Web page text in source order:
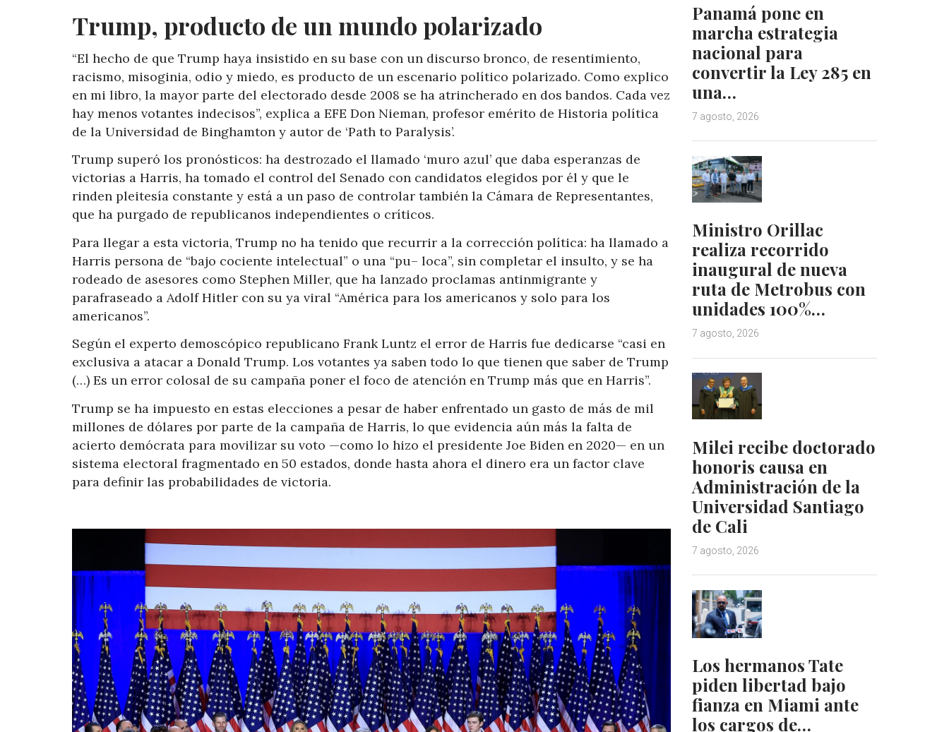
Trump, producto de un mundo polarizado
“El hecho de que Trump haya insistido en su base con un discurso bronco, de resentimiento,
racismo, misoginia, odio y miedo, es producto de un escenario político polarizado. Como explico
en mi libro, la mayor parte del electorado desde 2008 se ha atrincherado en dos bandos. Cada vez
hay menos votantes indecisos”, explica a EFE Don Nieman, profesor emérito de Historia política
de la Universidad de Binghamton y autor de ‘Path to Paralysis’.
Trump superó los pronósticos: ha destrozado el llamado ‘muro azul’ que daba esperanzas de
victorias a Harris, ha tomado el control del Senado con candidatos elegidos por él y que le
rinden pleitesía constante y está a un paso de controlar también la Cámara de Representantes,
que ha purgado de republicanos independientes o críticos.
Para llegar a esta victoria, Trump no ha tenido que recurrir a la corrección política: ha llamado a
Harris persona de “bajo cociente intelectual” o una “pu– loca”, sin completar el insulto, y se ha
rodeado de asesores como Stephen Miller, que ha lanzado proclamas antinmigrante y
parafraseado a Adolf Hitler con su ya viral “América para los americanos y solo para los
americanos”.
Según el experto demoscópico republicano Frank Luntz el error de Harris fue dedicarse “casi en
exclusiva a atacar a Donald Trump. Los votantes ya saben todo lo que tienen que saber de Trump
(…) Es un error colosal de su campaña poner el foco de atención en Trump más que en Harris”.
Trump se ha impuesto en estas elecciones a pesar de haber enfrentado un gasto de más de mil
millones de dólares por parte de la campaña de Harris, lo que evidencia aún más la falta de
acierto demócrata para movilizar su voto —como lo hizo el presidente Joe Biden en 2020— en un
sistema electoral fragmentado en 50 estados, donde hasta ahora el dinero era un factor clave
para definir las probabilidades de victoria.
Panamá pone en
marcha estrategia
nacional para
convertir la Ley 285 en
una…
7 agosto, 2026
Ministro Orillac
realiza recorrido
inaugural de nueva
ruta de Metrobus con
unidades 100%…
7 agosto, 2026
Milei recibe doctorado
honoris causa en
Administración de la
Universidad Santiago
de Cali
7 agosto, 2026
Los hermanos Tate
piden libertad bajo
fianza en Miami ante
los cargos de…